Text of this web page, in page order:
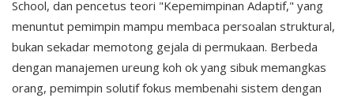
School, dan pencetus teori "Kepemimpinan Adaptif," yang
menuntut pemimpin mampu membaca persoalan struktural,
bukan sekadar memotong gejala di permukaan. Berbeda
dengan manajemen ureung koh ok yang sibuk memangkas
orang, pemimpin solutif fokus membenahi sistem dengan